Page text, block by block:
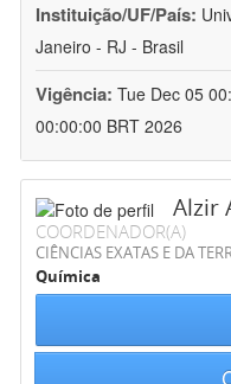
Instituição/UF/País:
Janeiro - RJ - Brasil
Vigência: Tue Dec 05
00:00:00 BRT 2026
Alzir
COORDENADOR(A)
CIÊNCIAS EXATAS E DA
Química